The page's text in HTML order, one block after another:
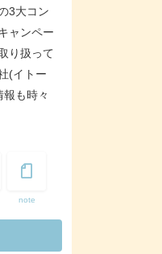
3大コン
ャンペー
り扱って
(イトー
も時々
note